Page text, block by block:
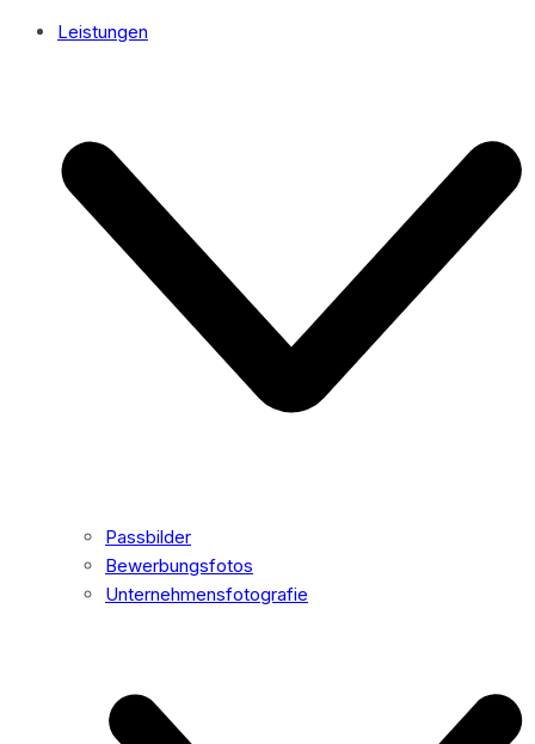
Leistungen
Passbilder
Bewerbungsfotos
Unternehmensfotografie